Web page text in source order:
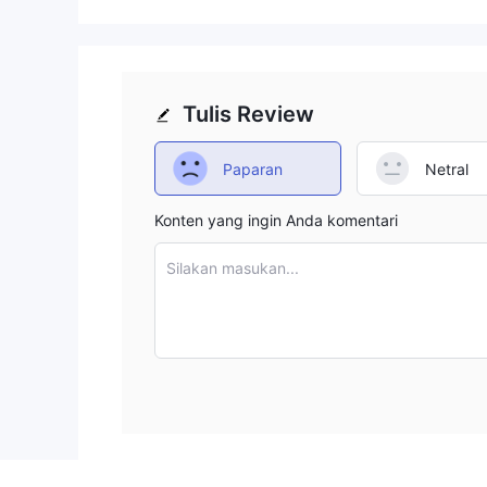
Tulis Review
Paparan Netral
Konten yang ingin Anda komentari
Silakan masukan...